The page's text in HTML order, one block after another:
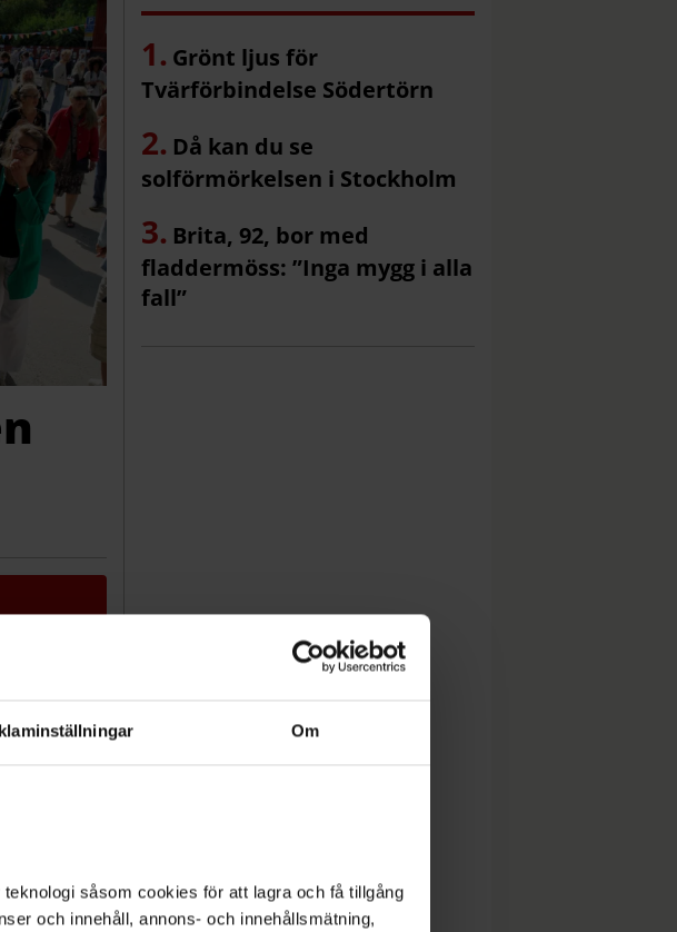
Om
såsom cookies för att lagra och få tillgång
och innehåll, annons- och innehållsmätning,
för
Åsikt: Föräldrar på
Grönt ljus för
Tvärförbindelse Södertörn
Då kan du se
solförmörkelsen i Stockholm
Brita, 92, bor med
fladdermöss: ”Inga mygg i alla
fall”